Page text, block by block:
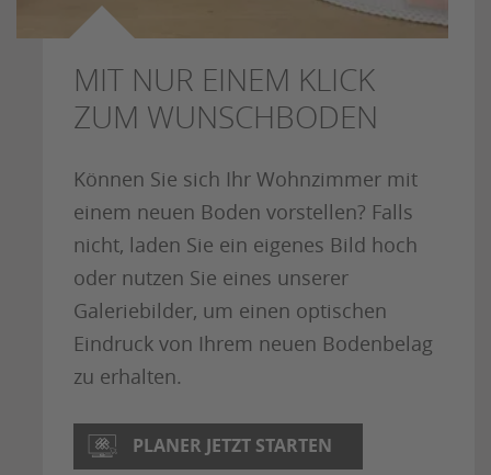
MIT NUR EINEM KLICK
ZUM WUNSCHBODEN
Können Sie sich Ihr Wohnzimmer mit
einem neuen Boden vorstellen? Falls
nicht, laden Sie ein eigenes Bild hoch
oder nutzen Sie eines unserer
Galeriebilder, um einen optischen
Eindruck von Ihrem neuen Bodenbelag
zu erhalten.
PLANER JETZT STARTEN